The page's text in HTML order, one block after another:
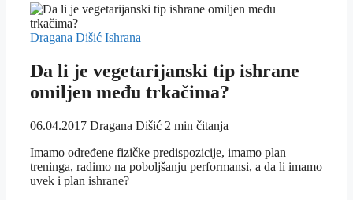
Dragana Dišić Ishrana
Da li je vegetarijanski tip ishrane
omiljen među trkačima?
06.04.2017 Dragana Dišić 2 min čitanja
Imamo određene fizičke predispozicije, imamo plan
treninga, radimo na poboljšanju performansi, a da li imamo
uvek i plan ishrane?